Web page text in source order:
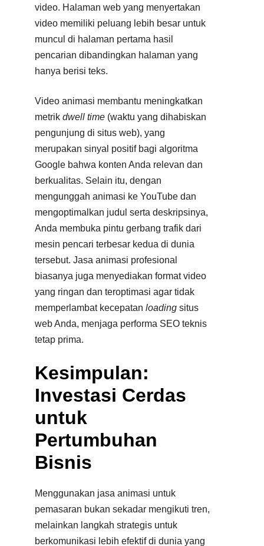
video. Halaman web yang menyertakan
video memiliki peluang lebih besar untuk
muncul di halaman pertama hasil
pencarian dibandingkan halaman yang
hanya berisi teks.​
Video animasi membantu meningkatkan
metrikdwell time (waktu yang dihabiskan
pengunjung di situs web), yang
merupakan sinyal positif bagi algoritma
Google bahwa konten Anda relevan dan
berkualitas. Selain itu, dengan
mengunggah animasi ke YouTube dan
mengoptimalkan judul serta deskripsinya,
Anda membuka pintu gerbang trafik dari
mesin pencari terbesar kedua di dunia
tersebut. Jasa animasi profesional
biasanya juga menyediakan format video
yang ringan dan teroptimasi agar tidak
memperlambat kecepatanloading situs
web Anda, menjaga performa SEO teknis
tetap prima.
Kesimpulan:
Investasi Cerdas
untuk
Pertumbuhan
Bisnis
Menggunakan jasa animasi untuk
pemasaran bukan sekadar mengikuti tren,
melainkan langkah strategis untuk
berkomunikasi lebih efektif di dunia yang